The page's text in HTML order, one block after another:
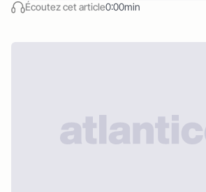
Écoutez cet article0:00min